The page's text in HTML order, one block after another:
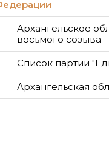
Архангельское
восьмого созыва
Список партии
Архангельская